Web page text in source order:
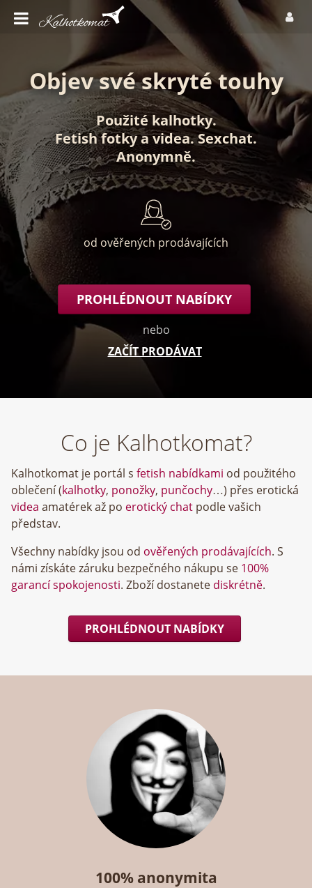
Objev své skryté touhy
Použité kalhotky.
Fetish fotkyavidea.Sexchat.
Anonymně.
od ověřených prodávajících
PROHLÉDNOUT NABÍDKY
nebo
ZAČÍT PRODÁVAT
Co je Kalhotkomat?
Kalhotkomat je portál s fetish nabídkami od použitého
oblečení (kalhotky, ponožky, punčochy…) přes erotická
videa amatérek až po erotický chat podle vašich
představ.
Všechny nabídky jsou od ověřených prodávajících. S
námi získáte záruku bezpečného nákupu se 100%
garancí spokojenosti. Zboží dostanete diskrétně.
PROHLÉDNOUT NABÍDKY
100% anonymita